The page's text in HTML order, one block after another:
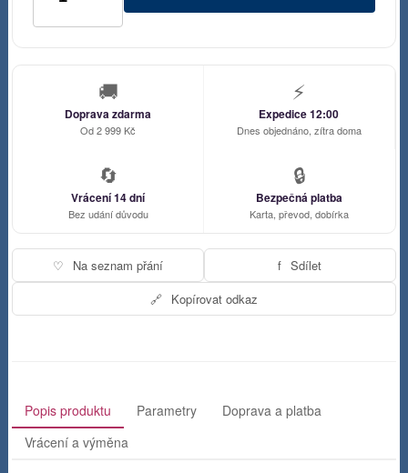
🚚
Doprava zdarma
Od 2 999 Kč
⚡
Expedice 12:00
Dnes objednáno, zítra doma
🔄
Vrácení 14 dní
Bez udání důvodu
🔒
Bezpečná platba
Karta, převod, dobírka
♡ Na seznam přání f Sdílet
🔗 Kopírovat odkaz
Popis produktu Parametry
Doprava a platba
Vrácení a výměna